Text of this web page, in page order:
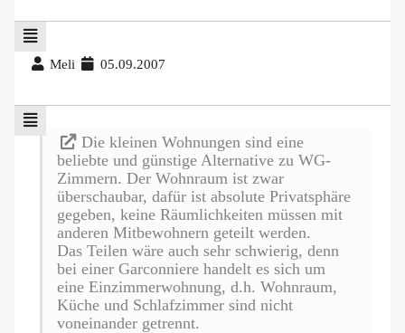
Meli 05.09.2007
Die kleinen Wohnungen sind eine
beliebte und günstige Alternative zu WG-
Zimmern. Der Wohnraum ist zwar
überschaubar, dafür ist absolute Privatsphäre
gegeben, keine Räumlichkeiten müssen mit
anderen Mitbewohnern geteilt werden.
Das Teilen wäre auch sehr schwierig, denn
bei einer Garconniere handelt es sich um
eine Einzimmerwohnung, d.h. Wohnraum,
Küche und Schlafzimmer sind nicht
voneinander getrennt.